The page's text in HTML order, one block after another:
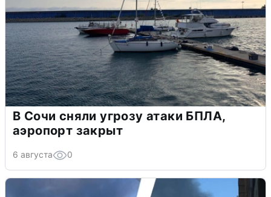
В Сочи сняли угрозу атаки БПЛА,
аэропорт закрыт
6 августа 0